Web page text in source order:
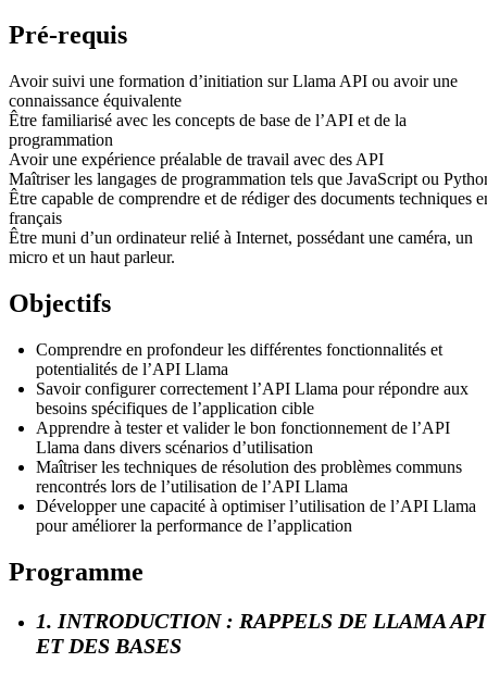
Pré-requis
Avoir suivi une formation d’initiation sur Llama API ou avoir une
connaissance équivalente
Être familiarisé avec les concepts de base de l’API et de la
programmation
Avoir une expérience préalable de travail avec des API
Maîtriser les langages de programmation tels que JavaScript ou
Être capable de comprendre et de rédiger des documents techniques
français
Être muni d’un ordinateur relié à Internet, possédant une caméra, un
micro et un haut parleur.
Objectifs
Comprendre en profondeur les différentes fonctionnalités et
potentialités de l’API Llama
Savoir configurer correctement l’API Llama pour répondre aux
besoins spécifiques de l’application cible
Apprendre à tester et valider le bon fonctionnement de l’API
Llama dans divers scénarios d’utilisation
Maîtriser les techniques de résolution des problèmes communs
rencontrés lors de l’utilisation de l’API Llama
Développer une capacité à optimiser l’utilisation de l’API Llama
pour améliorer la performance de l’application
Programme
1. INTRODUCTION : RAPPELS DE LLAMA API
ET DES BASES